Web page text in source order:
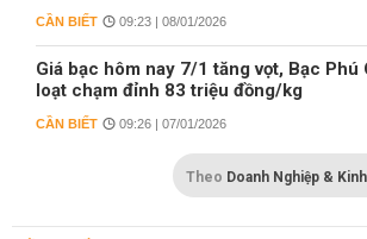
CẦN BIẾT 09:23 | 08/01/2026
Giá bạc hôm nay 7/1 tăng vọt, Bạc Phú
loạt chạm đỉnh 83 triệu đồng/kg
CẦN BIẾT 09:26 | 07/01/2026
Theo Doanh Nghiệp &